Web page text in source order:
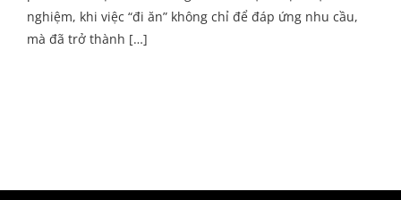
nghiệm, khi việc “đi ăn” không chỉ để đáp ứng nhu cầu,
mà đã trở thành […]